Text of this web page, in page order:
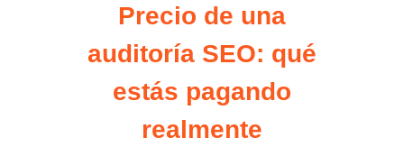
Precio de una
auditoría SEO: qué
estás pagando
realmente